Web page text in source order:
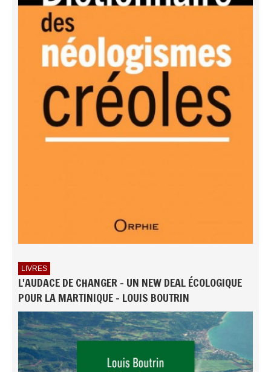
LIVRES
L'AUDACE DE CHANGER - UN NEW DEAL ÉCOLOGIQUE
POUR LA MARTINIQUE - LOUIS BOUTRIN